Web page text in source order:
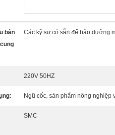
bán
Các kỹ sư có sẵn để bảo dưỡng
220V 50HZ
Ngũ cốc, sản phẩm nông nghiệp
SMC